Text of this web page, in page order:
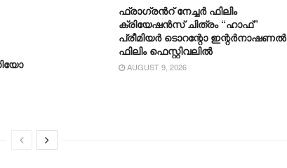
ഫ്രാഗ്രൻറ് നേച്ചർ ഫിലിം
ക്രിയേഷൻസ് ചിത്രം “ഹാഫ്”
പ്രീമിയർ ടൊറന്റോ ഇന്റർനാഷണൽ
ഫിലിം ഫെസ്റ്റിവലിൽ
AUGUST 9, 2026